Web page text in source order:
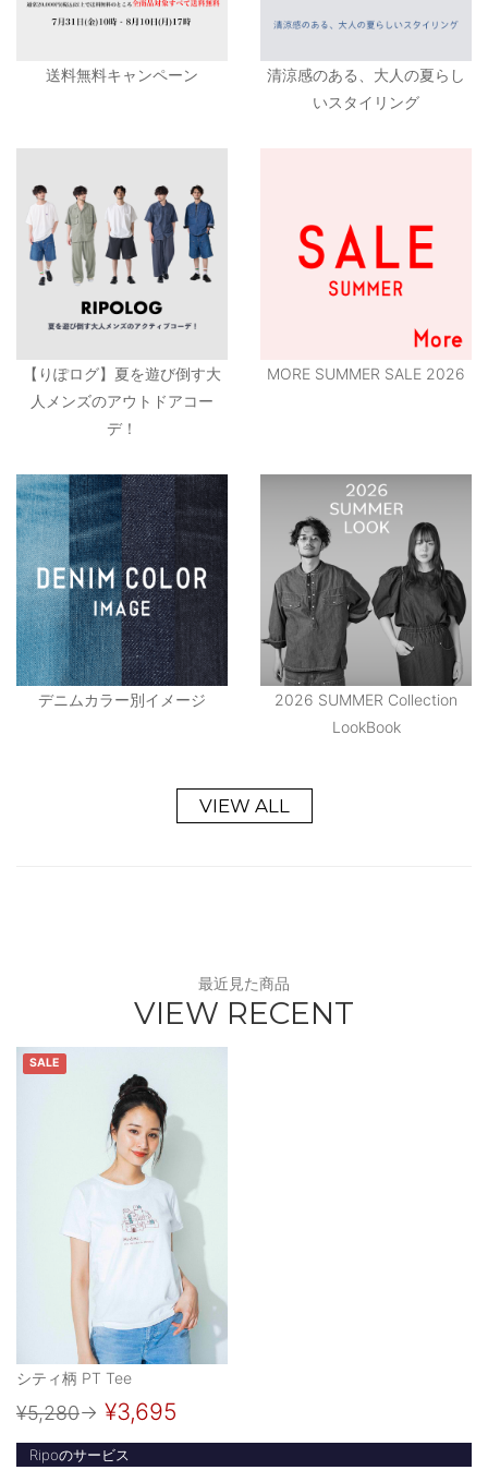
送料無料キャンペーン
清涼感のある、大人の夏らし
いスタイリング
【りぽログ】夏を遊び倒す大
人メンズのアウトドアコー
デ！
MORE SUMMER SALE 2026
デニムカラー別イメージ
2026 SUMMER Collection
LookBook
VIEW ALL
最近見た商品
VIEW RECENT
SALE
シティ柄 PT Tee
¥5,280→ ¥3,695
Ripoのサービス